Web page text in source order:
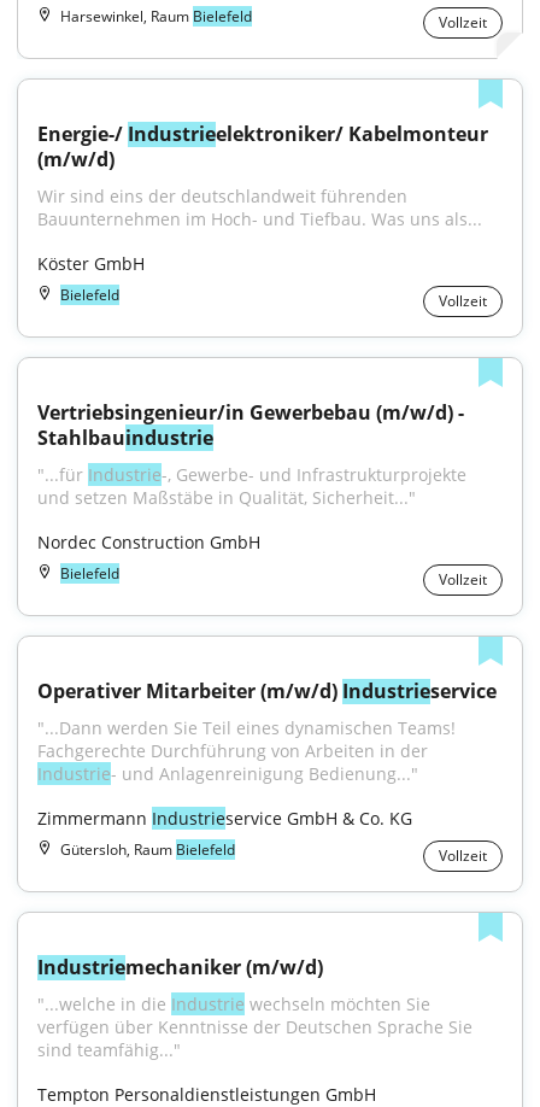
Harsewinkel, Raum Bielefeld Vollzeit
Energie-/ Industrieelektroniker/ Kabelmonteur
(m/w/d)
Wir sind eins der deutschlandweit führenden
Bauunternehmen im Hoch- und Tiefbau. Was uns als...
Köster GmbH
Bielefeld Vollzeit
Vertriebsingenieur/in Gewerbebau (m/w/d) -
Stahlbauindustrie
"...für Industrie-, Gewerbe- und Infrastrukturprojekte
und setzen Maßstäbe in Qualität, Sicherheit..."
Nordec Construction GmbH
Bielefeld Vollzeit
Operativer Mitarbeiter (m/w/d) Industrieservice
"...Dann werden Sie Teil eines dynamischen Teams!
Industrie- und Anlagenreinigung Bedienung..."
Zimmermann Industrieservice GmbH & Co. KG
Gütersloh, Raum Bielefeld Vollzeit
Industriemechaniker (m/w/d)
"...welche in die Industrie wechseln möchten Sie
verfügen über Kenntnisse der Deutschen Sprache Sie
sind teamfähig..."
Tempton Personaldienstleistungen GmbH